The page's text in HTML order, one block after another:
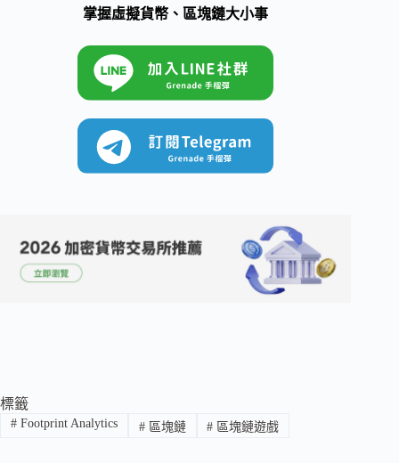
掌握虛擬貨幣、區塊鏈大小事
標籤
#Footprint Analytics #區塊鏈 # 區塊鏈遊戲